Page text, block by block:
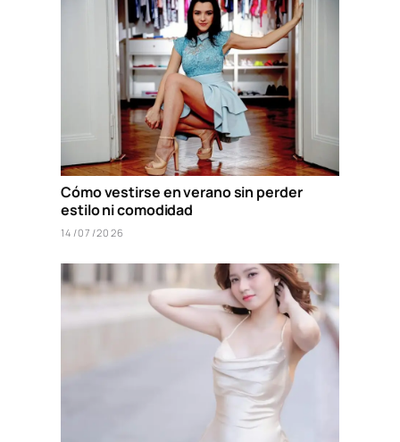
Cómo vestirse en verano sin perder
estilo ni comodidad
14/07/2026